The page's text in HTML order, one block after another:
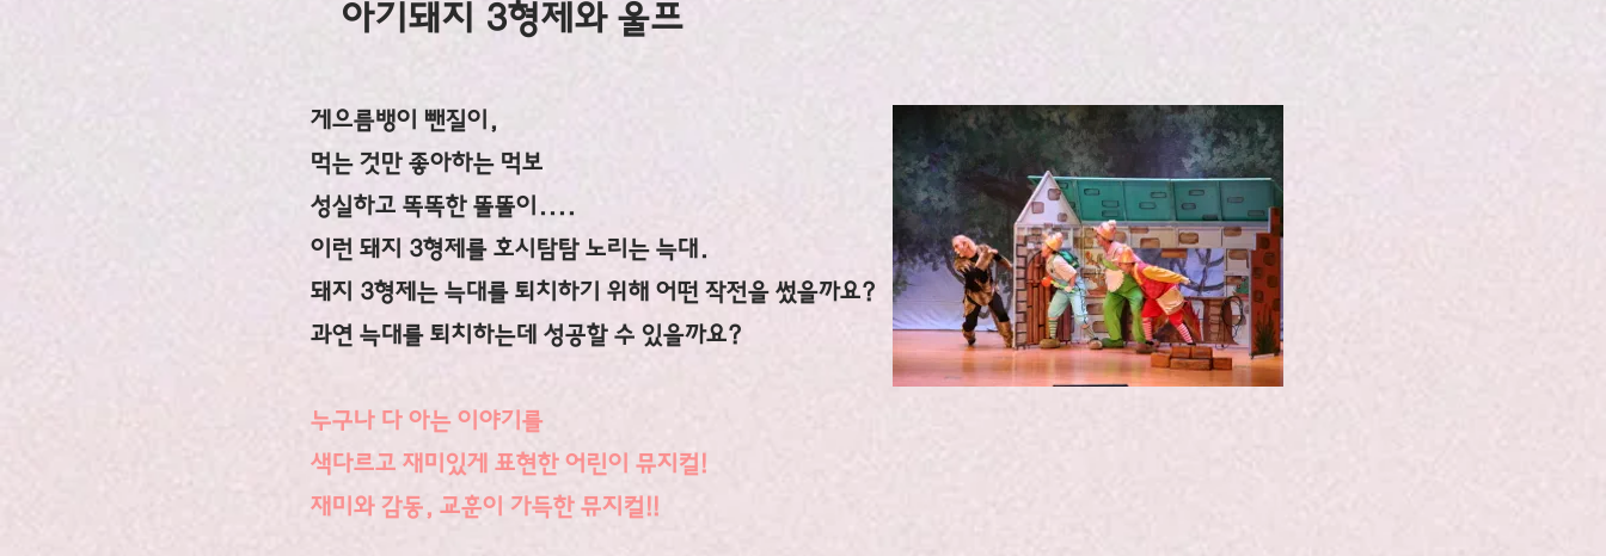
아기돼지 3형제와 울프
게으름뱅이 뺀질이,
먹는 것만 좋아하는 먹보
성실하고 똑똑한 똘똘이....
​이런 돼지 3형제를 호시탐탐 노리는 늑대.
돼지 3형제는 늑대를 퇴치하기 위해 어떤 작전을 썼을까요?
과연 늑대를 퇴치하는데 성공할 수 있을까요?
누구나 다 아는 이야기를
색다르고 재미있게 표현한 어린이 뮤지컬!
​재미와 감동, 교훈이 가득한 뮤지컬!!